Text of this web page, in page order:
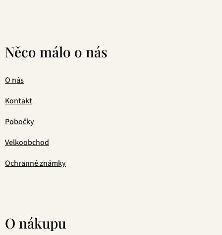
Něco málo o nás
O nás
Kontakt
Pobočky
Velkoobchod
Ochranné známky
O nákupu